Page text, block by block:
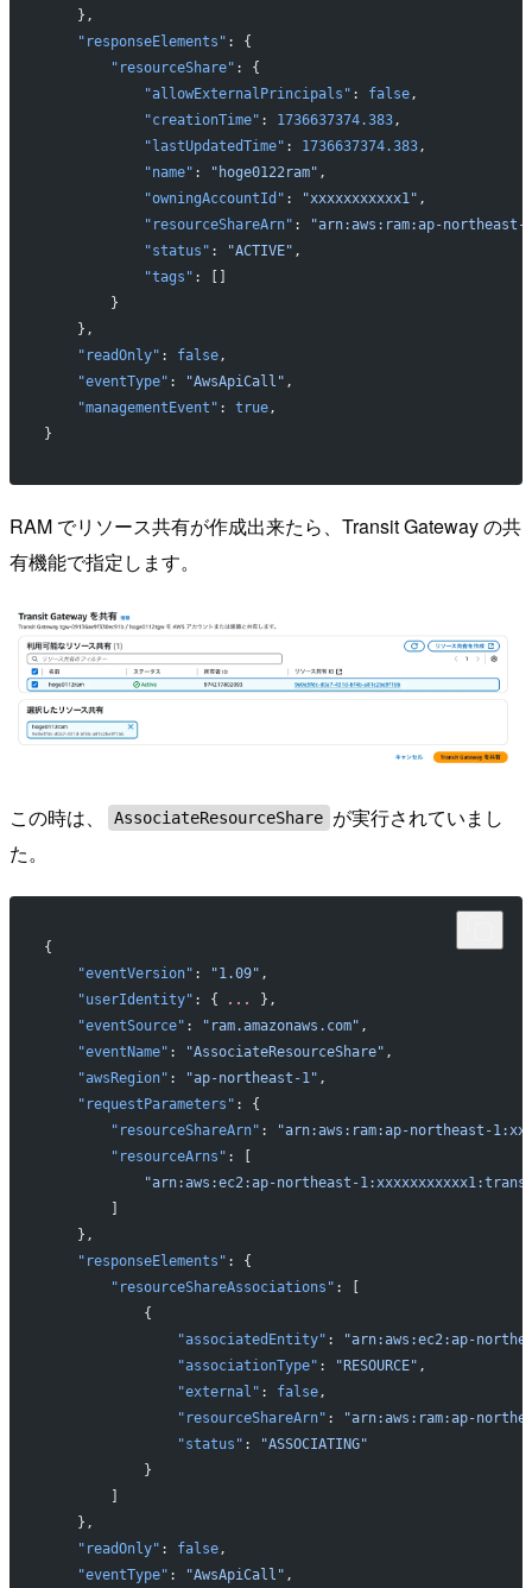
    },
    "responseElements"
: {
        "resourceShare"
: {
            "allowExternalPrincipals"
: false,
            "creationTime"
: 1736637374.383,
            "lastUpdatedTime"
: 1736637374.383,
            "name"
: "hoge0122ram" ,
            "owningAccountId"
: "xxxxxxxxxxx1" ,
            "resourceShareArn"
:
"arn:aws:ram:ap-northeast-
            "status"
: "ACTIVE" ,
            "tags"
: []
        }
    },
    "readOnly"
: false,
    "eventType"
: "AwsApiCall" ,
    "managementEvent"
: true,
}
RAM でリソース共有が作成出来たら、Transit Gateway の共
有機能で指定します。
この時は、 AssociateResourceShare が実行されていまし
た。
{
    "eventVersion"
: "1.09" ,
    "userIdentity"
: { ...
},
    "eventSource"
: "ram.amazonaws.com" ,
    "eventName"
: "AssociateResourceShare" ,
    "awsRegion"
: "ap-northeast-1" ,
    "requestParameters"
: {
        "resourceShareArn"
:
"arn:aws:ram:ap-northeast-
        "resourceArns"
: [
"arn:aws:ec2:ap-northeast-
    },
    "responseElements"
: {
        "resourceShareAssociations"
: [
            {
                "associatedEntity"
:
"arn:aws:ec2:ap-
                "associationType"
: "RESOURCE" ,
                "external"
: false,
                "resourceShareArn"
:
"arn:aws:ram:ap-
                "status"
:
"ASSOCIATING"
            }
    },
    "readOnly"
: false,
    "eventType"
: "AwsApiCall" ,